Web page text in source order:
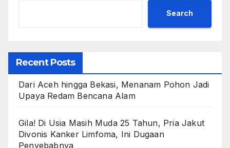
Search
Recent Posts
Dari Aceh hingga Bekasi, Menanam Pohon Jadi
Upaya Redam Bencana Alam
Gila! Di Usia Masih Muda 25 Tahun, Pria Jakut
Divonis Kanker Limfoma, Ini Dugaan
Penyebabnya